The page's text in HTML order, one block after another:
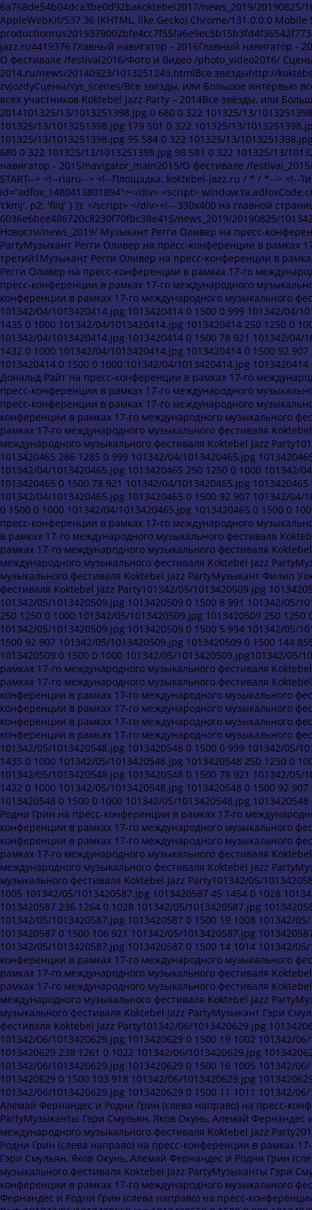
6a768de54b04dca3be0d92bakoktebel2017/news_2019/
AppleWebKit/537.36 (KHTML, like Gecko) Chrome/131.0.0.0
productionrus2019379002bfe4cc7f55fa6e9ec5b15b3fd4f36542f773895a7420190825/1/images/productionhttps://koktebel-jazz.ru.koktebel-jazz.ru4419376 Главный навигатор - 2016Главный навигатор - 2016/navigator_main/Новости Новости /news_2016/Программа Программа /stages/О фестивале /festival2016/Фото и Видео /photo_video2016/ Сцены/sys_scenes/f54b03cbaf973e9916b6fd305605e9fbhttp://koktebel-jazz-2014.ru/news/20140923/1013251249.htmlВсе звёздыhttp://koktebel-jazz-2014.ru/news/20140923/1013251249.htmlВсе звёздыvse-zvjozdyСцены/sys_scenes/Все звёзды, или Большое интервью всех участников Koktebel Jazz Party – 2014Все звёзды, или Большое интервью всех участников Koktebel Jazz Party – 2014Все звёзды, или Большое интервью всех участников Koktebel Jazz Party – 2014101325/13/1013251398.jpg 0 680 0 322 101325/13/1013251398.jpg 119 560 0 322 101325/13/1013251398.jpg 179 501 0 322 101325/13/1013251398.jpg 179 501 0 322 101325/13/1013251398.jpg 179 501 0 322 101325/13/1013251398.jpg 20 660 0 360 101325/13/1013251398.jpg 95 584 0 322 101325/13/1013251398.jpg 0 1000 0 543 101325/13/1013251398.jpg 0 680 0 322 101325/13/1013251398.jpg 0 680 0 322 101325/13/1013251398.jpg 98 581 0 322 101325/13/1013251398.jpg101325/13/1013251398.jpg Главный навигатор - 2015Главный навигатор - 2015/navigator_main2015/О фестивале /festival_2015/Фото и Видео /photo_video/Новости /news_2015/ <div align="center"> <!--AdFox START--> <!--riaru--> <!--Площадка: koktebel-jazz.ru / * / *--> <!--Тип баннера: 1000x--> <!--Расположение: 49001_koktebel-jazz.ru_bn1--> <div id="adfox_1480413801894"></div> <script> window.Ya.adfoxCode.create({ ownerId: 249922, containerId: 'adfox_1480413801894', params: { pp: 'jfo', ps: 'ckmj', p2: 'fliq' } }); </script> </div><!-- 330х400 на главной странице --> 6036e6bee486720c8230f70fbc38e415/news_2019/20190825/1013420844.htmlKoktebel Jazz Party 2019. День третий---2019-den-tretijj 2019/2019/ Новости/news_2019/ Музыкант Регги Оливер на пресс-конференции в рамках 17-го международного музыкального фестиваля Koktebel Jazz PartyМузыкант Регги Оливер на пресс-конференции в рамках 17-го международного музыкального фестиваля Koktebel Jazz Party2019 день третий1Музыкант Регги Оливер на пресс-конференции в рамках 17-го международного музыкального фестиваля Koktebel Jazz PartyМузыкант Регги Оливер на пресс-конференции в рамках 17-го международного музыкального фестиваля Koktebel Jazz PartyМузыкант Регги Оливер на пресс-конференции в рамках 17-го международного музыкального фестиваля Koktebel Jazz PartyМузыкант Регги Оливер на пресс-конференции в рамках 17-го международного музыкального фестиваля Koktebel Jazz Party101342/04/1013420414.jpg 1013420414 380 1379 0 999 101342/04/1013420414.jpg 1013420414 0 1500 0 999 101342/04/1013420414.jpg 1013420414 0 1500 8 991 101342/04/1013420414.jpg 1013420414 65 1435 0 1000 101342/04/1013420414.jpg 1013420414 250 1250 0 1000 101342/04/1013420414.jpg 1013420414 250 1250 0 1000 101342/04/1013420414.jpg 1013420414 0 1500 78 921 101342/04/1013420414.jpg 1013420414 0 1500 5 994 101342/04/1013420414.jpg 1013420414 67 1432 0 1000 101342/04/1013420414.jpg 1013420414 0 1500 92 907 101342/04/1013420414.jpg 1013420414 0 1500 144 855 101342/04/1013420414.jpg 1013420414 0 1500 0 1000 101342/04/1013420414.jpg 1013420414 0 1500 0 1000 101342/04/1013420414.jpg101342/04/1013420414.jpgМузыкант Дональд Райт на пресс-конференции в рамках 17-го международного музыкального фестиваля Koktebel Jazz PartyМузыкант Дональд Райт на пресс-конференции в рамках 17-го международного музыкального фестиваля Koktebel Jazz Party2019 день третий1Музыкант Дональд Райт на пресс-конференции в рамках 17-го международного музыкального фестиваля Koktebel Jazz PartyМузыкант Дональд Райт на пресс-конференции в рамках 17-